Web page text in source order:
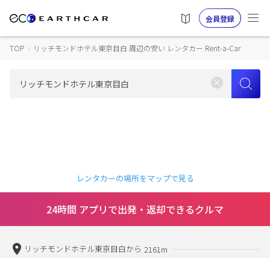
会員登録
TOP › リッチモンドホテル東京目白 周辺の安い レンタカー Rent-a-Car
レンタカーの場所をマップで見る
24時間 アプリで出発・返却できるクルマ
リッチモンドホテル東京目白から 2161m